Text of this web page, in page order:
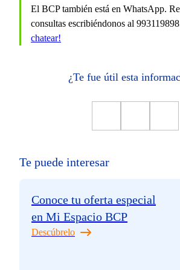
El BCP también está en WhatsApp.
consultas escribiéndonos al
chatear!
¿Te fue útil esta
Te puede interesar
Conoce tu oferta especial
en Mi Espacio BCP
Descúbrelo